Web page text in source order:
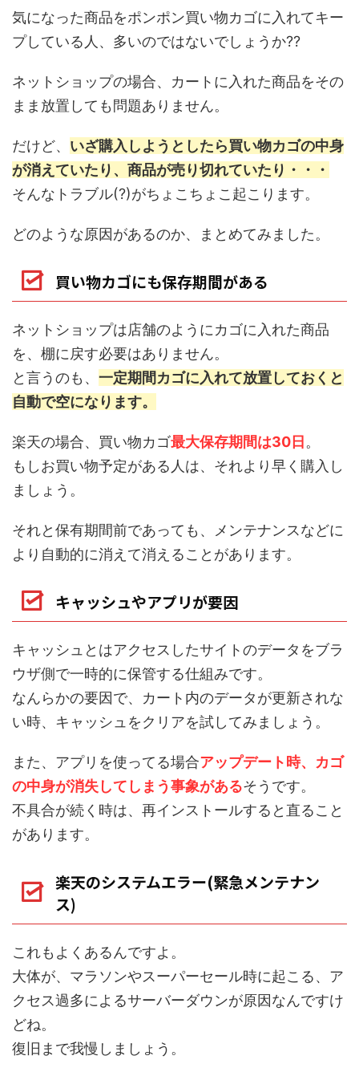
気になった商品をポンポン買い物カゴに入れてキー
プしている人、多いのではないでしょうか??
ネットショップの場合、カートに入れた商品をその
まま放置しても問題ありません。
だけど、 いざ購入しようとしたら買い物カゴの中身
が消えていたり、商品が売り切れていたり・・・
そんなトラブル(?)がちょこちょこ起こります。
どのような原因があるのか、まとめてみました。
買い物カゴにも保存期間がある
ネットショップは店舗のようにカゴに入れた商品
を、棚に戻す必要はありません。
と言うのも、 一定期間カゴに入れて放置しておくと
自動で空になります。
楽天の場合、買い物カゴ最大保存期間は30日。
もしお買い物予定がある人は、それより早く購入し
ましょう。
それと保有期間前であっても、メンテナンスなどに
より自動的に消えて消えることがあります。
キャッシュやアプリが要因
キャッシュとはアクセスしたサイトのデータをブラ
ウザ側で一時的に保管する仕組みです。
なんらかの要因で、カート内のデータが更新されな
い時、キャッシュをクリアを試してみましょう。
また、アプリを使ってる場合アップデート時、カゴ
の中身が消失してしまう事象があるそうです。
不具合が続く時は、再インストールすると直ること
があります。
楽天のシステムエラー(緊急メンテナン
ス)
これもよくあるんですよ。
大体が、マラソンやスーパーセール時に起こる、ア
クセス過多によるサーバーダウンが原因なんですけ
どね。
復旧まで我慢しましょう。